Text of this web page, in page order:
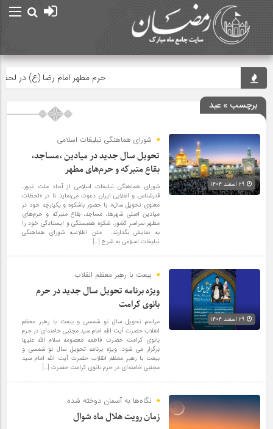
حرم مطهر امام رضا (ع) در لحظه
برچسب » عید
شورای هماهنگی تبلیغات اسلامی
تحویل سال‌ جدید در میادین ،مساجد،
بقاع متبرکه‌ و حرم‌های‌ مطهر
شورای هماهنگی تبلیغات اسلامی از آحاد ملت غیور،
قدرشناس و انقلابی ایران دعوت می‌نماید تا در «لحظات
معنوی تحویل سال»، با حضور باشکوه و یکپارچه خود در
میادین اصلی شهر‌ها، مساجد، بقاع متبرکه و حرم‌های
مطهر سراسر کشور، شکوه همبستگی و ایستادگی خود را
به نمایش بگذارند. متن اطلاعیه شورای هماهنگی
تبلیغات اسلامی به شرح […]
بیعت با رهبر معظم انقلاب
ویژه برنامه تحویل سال جدید در حرم
بانوی کرامت
مراسم تحویل سال نو شمسی و بیعت با رهبر معظم
انقلاب حضرت آیت الله امام سید مجتبی خامنه‌ای در حرم
بانوی کرامت حضرت فاطمه معصومه سلام الله علیها
برگزار می شود. ویژه برنامه تحویل سال نو شمسی و
بیعت با رهبر معظم انقلاب حضرت آیت الله امام سید
مجتبی خامنه‌ای در حرم بانوی کرامت حضرت […]
نگاه‌ها به آسمان دوخته شده
زمان رویت هلال ماه شوال